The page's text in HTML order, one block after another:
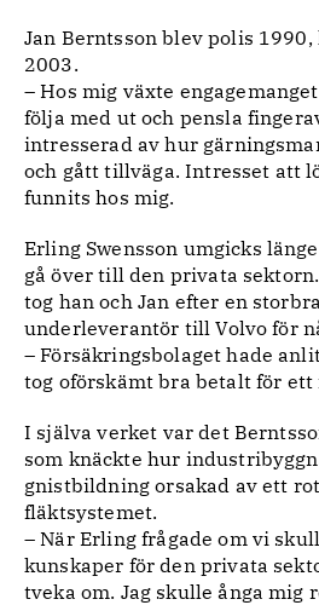
Jan Berntsson blev polis
2003.
– Hos mig växte
följa med ut och pensla
intresserad av hur
och gått tillväga. Intresset att
funnits hos mig.
Erling Swensson umgicks
gå över till den privata
tog han och Jan efter en
underleverantör till Volvo för
– Försäkringsbolaget hade
tog oförskämt bra betalt för
I själva verket var det
som knäckte hur
gnistbildning orsakad av ett
fläktsystemet.
– När Erling frågade om vi
kunskaper för den privata
tveka om. Jag skulle ånga mig